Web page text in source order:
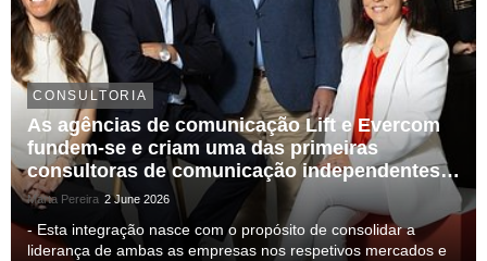
CONSULTORIA
As agências de comunicação Lift e Evercom
fundem-se e criam uma das primeiras
consultoras de comunicação independentes
do mercado ibérico
Marta Pereira 2 June 2026
- Esta integração nasce com o propósito de consolidar a
liderança de ambas as empresas nos respetivos mercados e